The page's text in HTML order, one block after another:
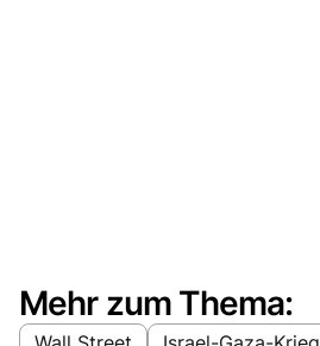
Mehr zum Thema: